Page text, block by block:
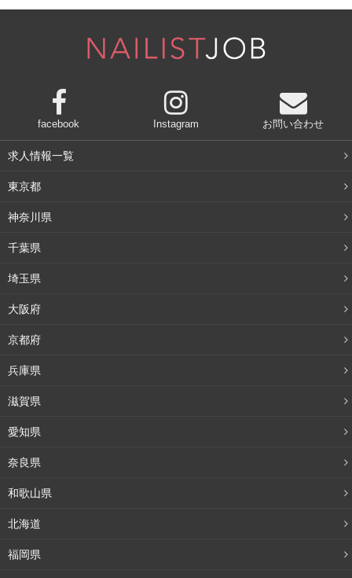
facebook Instagram お問い合わせ
求人情報一覧
東京都
神奈川県
千葉県
埼玉県
大阪府
京都府
兵庫県
滋賀県
愛知県
奈良県
和歌山県
北海道
福岡県